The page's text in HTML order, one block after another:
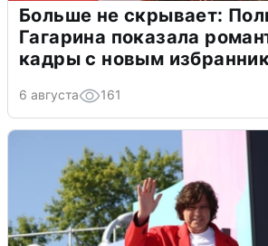
Больше не скрывает:
Гагарина показала
кадры с новым
6 августа 161